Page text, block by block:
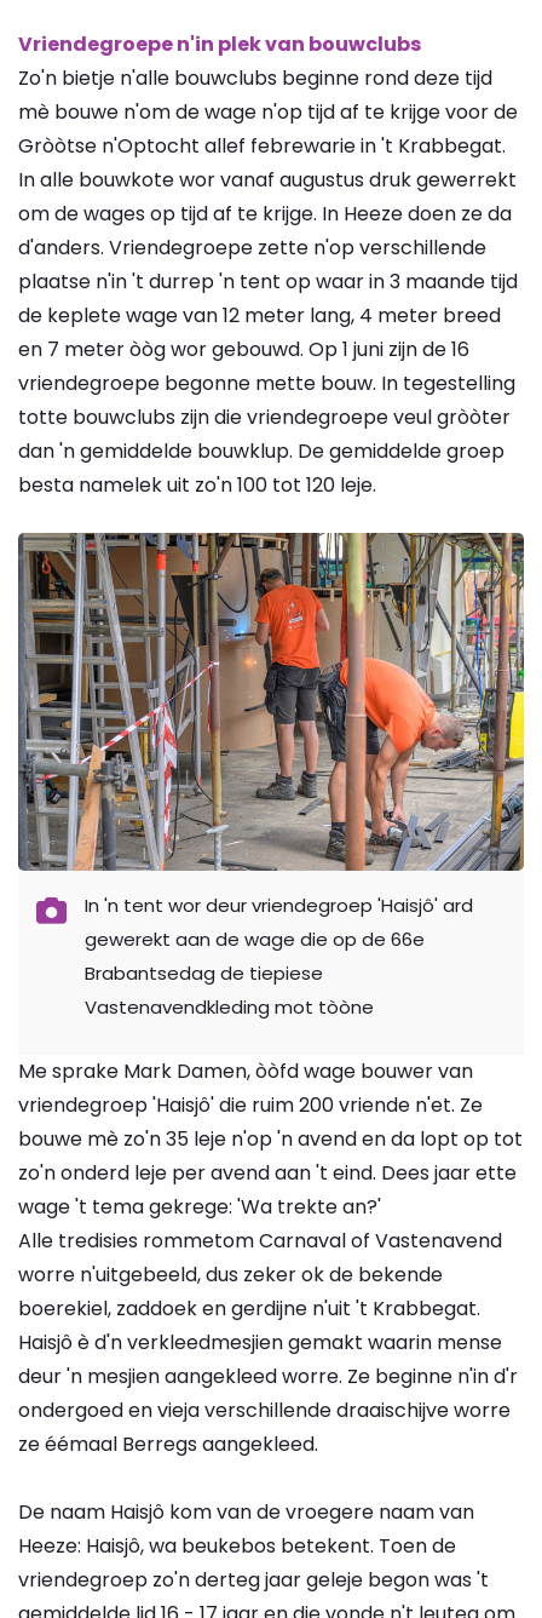
Vriendegroepe n'in plek van bouwclubs
Zo'n bietje n'alle bouwclubs beginne rond deze tijd
mè bouwe n'om de wage n'op tijd af te krijge voor de
Gròòtse n'Optocht allef febrewarie in 't Krabbegat.
In alle bouwkote wor vanaf augustus druk gewerrekt
om de wages op tijd af te krijge. In Heeze doen ze da
d'anders. Vriendegroepe zette n'op verschillende
plaatse n'in 't durrep 'n tent op waar in 3 maande tijd
de keplete wage van 12 meter lang, 4 meter breed
en 7 meter òòg wor gebouwd. Op 1 juni zijn de 16
vriendegroepe begonne mette bouw. In tegestelling
totte bouwclubs zijn die vriendegroepe veul gròòter
dan 'n gemiddelde bouwklup. De gemiddelde groep
besta namelek uit zo'n 100 tot 120 leje.
In 'n tent wor deur vriendegroep 'Haisjô' ard
gewerekt aan de wage die op de 66e
Brabantsedag de tiepiese
Vastenavendkleding mot tòòne
Me sprake Mark Damen, òòfd wage bouwer van
vriendegroep 'Haisjô' die ruim 200 vriende n'et. Ze
bouwe mè zo'n 35 leje n'op 'n avend en da lopt op tot
zo'n onderd leje per avend aan 't eind. Dees jaar ette
wage 't tema gekrege: 'Wa trekte an?'
Alle tredisies rommetom Carnaval of Vastenavend
worre n'uitgebeeld, dus zeker ok de bekende
boerekiel, zaddoek en gerdijne n'uit 't Krabbegat.
Haisjô è d'n verkleedmesjien gemakt waarin mense
deur 'n mesjien aangekleed worre. Ze beginne n'in d'r
ondergoed en vieja verschillende draaischijve worre
ze éémaal Berregs aangekleed.
De naam Haisjô kom van de vroegere naam van
Heeze: Haisjô, wa beukebos betekent. Toen de
vriendegroep zo'n derteg jaar geleje begon was 't